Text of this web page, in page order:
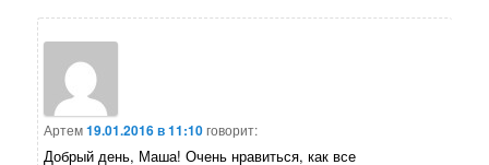
Артем19.01.2016 в 11:10говорит:
Добрый день, Маша! Очень нравиться, как все